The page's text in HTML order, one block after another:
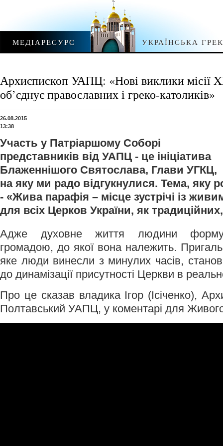
МЕДІАРЕСУРС УКРАЇНСЬКА
Архиєпископ УАПЦ: «Нові виклики місії
об’єднує православних і греко-католиків»
26.08.2015
13:38
Участь у Патріаршому Соборі
представників від УАПЦ - це ініціатива
Блаженнішого Святослава, Глави УГКЦ,
на яку ми радо відгукнулися. Тема, яку
- «Жива парафія – місце зустрічі із
для всіх Церков України, як
Адже духовне життя людини
громадою, до якої вона належить.
яке люди винесли з минулих часів,
до динамізації присутності Церкви в
Про це сказав владика Ігор (Ісіченко),
Полтавський УАПЦ, у коментарі для